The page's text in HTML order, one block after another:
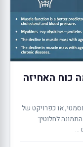
כוח האחיזה
או כפרויקט של
לחלוטין:
...